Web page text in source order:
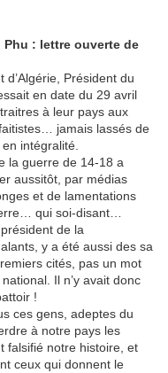
: lettre ouverte de
Président du
en date du 29 avril
à leur pays aux
jamais lassés de
intégralité.
guerre de 14-18 a
aussitôt, par médias
et de lamentations
qui soi-disant…
de la
y a été aussi des sa
cités, pas un mot
Il n’y avait donc
!
ces gens, adeptes du
à notre pays les
falsifié notre histoire, et
ceux qui donnent le